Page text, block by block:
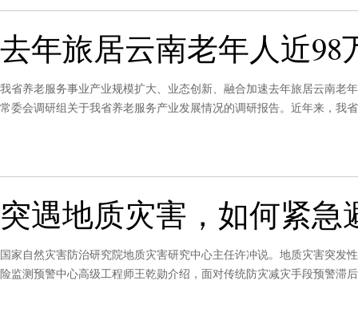
去年旅居云南老年人近98
我省养老服务事业产业规模扩大、业态创新、融合加速去年旅居云南老
常委会调研组关于我省养老服务产业发展情况的调研报告。近年来，我
突遇地质灾害，如何紧急
国家自然灾害防治研究院地质灾害研究中心主任许冲说。地质灾害突
险监测预警中心高级工程师王乾勋介绍，面对传统防灾减灾手段预警滞